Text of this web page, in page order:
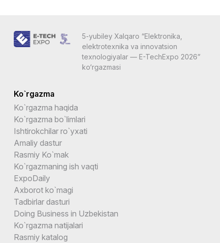
5-yubiley Xalqaro “Elektronika,
elektrotexnika va innovatsion
texnologiyalar — E-TechExpo 2026”
ko‘rgazmasi
Ko`rgazma
Ko`rgazma haqida
Ko`rgazma bo`limlari
Ishtirokchilar ro`yxati
Amaliy dastur
Rasmiy Ko`mak
Ko`rgazmaning ish vaqti
ExpoDaily
Axborot ko`magi
Tadbirlar dasturi
Doing Business in Uzbekistan
Ko`rgazma natijalari
Rasmiy katalog